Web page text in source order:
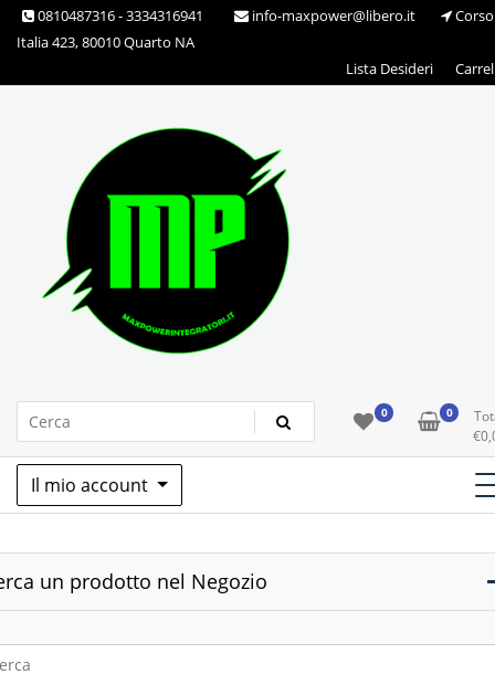
Skip 0810487316 - 3334316941 info-maxpower@libero.it
Corso
Italia 423, 80010 Quarto NA
Lista Desideri
Max Power Integratori 0 0
€
Il mio account
un prodotto nel Negozio